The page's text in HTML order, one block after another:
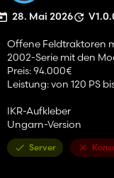
28. Mai 2026
Offene Feldtraktoren
2002-Serie mit den
Preis: 94.000€
Leistung: von 120 PS
IKR-Aufkleber
Ungarn-Version
Server